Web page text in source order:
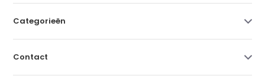
Categorieën
Contact